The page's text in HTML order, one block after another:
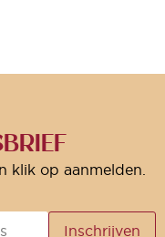
klik op aanmelden.